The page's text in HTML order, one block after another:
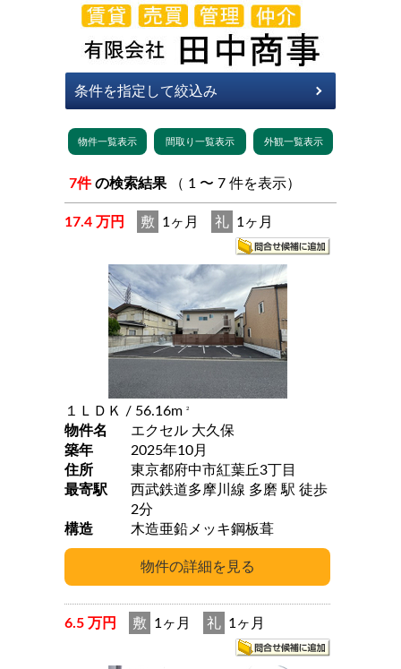
7件 の検索結果 （ 1 〜 7 件を表示）
17.4 万円 敷 1ヶ月 礼 1ヶ月
１ＬＤＫ / 56.16m 2
物件名
エクセル 大久保
築年
2025年10月
住所
東京都府中市紅葉丘3丁目
最寄駅
西武鉄道多摩川線 多磨 駅 徒歩
2分
構造
木造亜鉛メッキ鋼板葺
6.5 万円 敷 1ヶ月 礼 1ヶ月